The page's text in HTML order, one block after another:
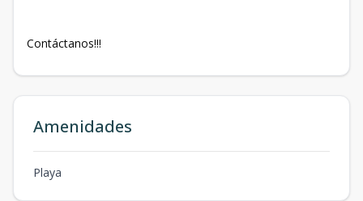
Contáctanos!!!
Amenidades
Playa